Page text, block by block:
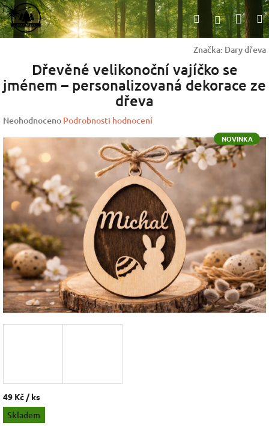
Přejít
na
obsah
HledatPřihlášení
Značka: Dary dřeva
Dřevěné velikonoční vajíčko se
jménem – personalizovaná dekorace ze
dřeva
Průměrné
produktu
je
0,0
z
5
hvězdiček.
Neohodnoceno Podrobnosti hodnocení
NOVINKA
49 Kč / ks
Měrná
cena:
Skladem